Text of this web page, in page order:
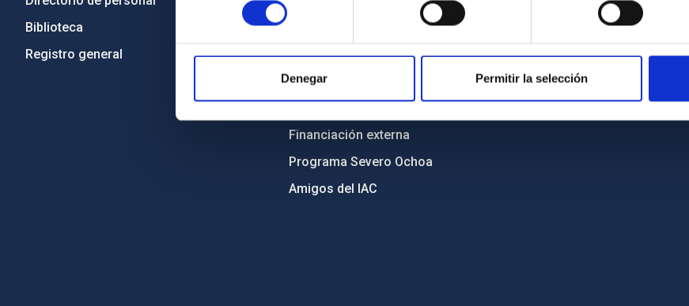
Denegar Permitir la selección
Biblioteca
Registro general
Igualdad y diversidad de género
Forever IAC
Medio Ambiente y Sostenibilidad
Financiación externa
Programa Severo Ochoa
Amigos del IAC
Política de cookies
Accesibilidad